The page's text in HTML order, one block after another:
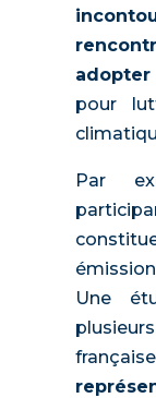
pour
Par
Une